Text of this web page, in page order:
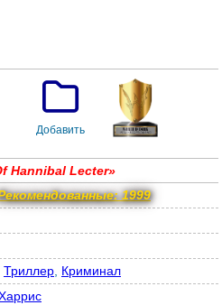
Добавить
Hannibal Lecter»
1999
Триллер Криминал